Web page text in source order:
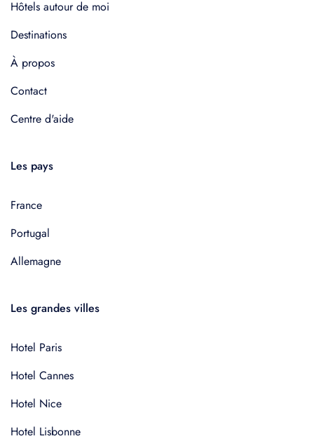
Hôtels autour de moi
Destinations
À propos
Contact
Centre d'aide
Les pays
France
Portugal
Allemagne
Les grandes villes
Hotel Paris
Hotel Cannes
Hotel Nice
Hotel Lisbonne